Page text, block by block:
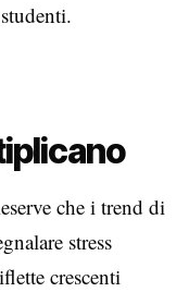
che i trend di
stress
crescenti